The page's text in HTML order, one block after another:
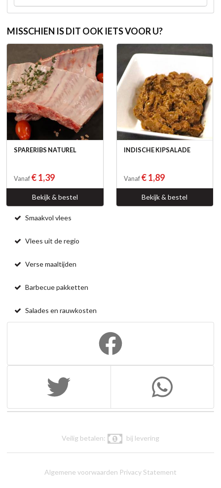
MISSCHIEN IS DIT OOK IETS VOOR U?
SPARERIBS NATUREL
Vanaf € 1,39
Bekijk & bestel
INDISCHE KIPSALADE
Vanaf € 1,89
Bekijk & bestel
Smaakvol vlees
Vlees uit de regio
Verse maaltijden
Barbecue pakketten
Salades en rauwkosten
Veilig betalen: bij levering
Algemene voorwaarden Privacy Statement